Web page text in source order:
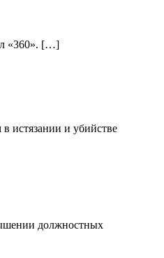
«360». […]
истязании и убийстве
должностных